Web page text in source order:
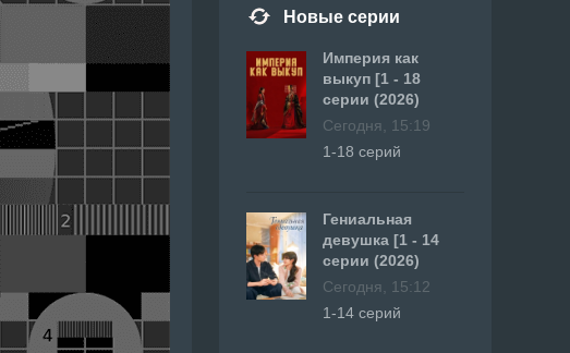
Новые серии
Империя как
выкуп [1 - 18
серии (2026)
Сегодня, 15:19
1-18 серий
Гениальная
девушка [1 - 14
серии (2026)
Сегодня, 15:12
1-14 серий